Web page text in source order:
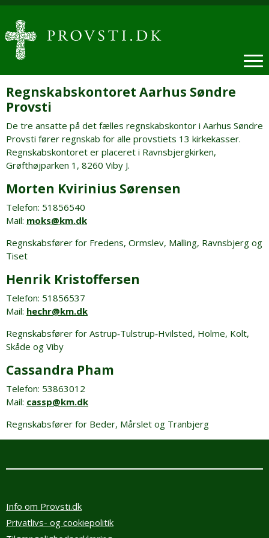
Regnskabskontoret Aarhus Søndre
Provsti
De tre ansatte på det fælles regnskabskontor i Aarhus Søndre
Provsti fører regnskab for alle provstiets 13 kirkekasser.
Regnskabskontoret er placeret i Ravnsbjergkirken,
Grøfthøjparken 1, 8260 Viby J.
Morten Kvirinius Sørensen
Telefon: 51856540
Mail: moks@km.dk
Regnskabsfører for Fredens, Ormslev, Malling, Ravnsbjerg og
Tiset
Henrik Kristoffersen
Telefon: 51856537
Mail: hechr@km.dk
Regnskabsfører for Astrup‑Tulstrup‑Hvilsted, Holme, Kolt,
Skåde og Viby
Cassandra Pham
Telefon: 53863012
Mail: cassp@km.dk
Regnskabsfører for Beder, Mårslet og Tranbjerg
Info om Provsti.dk
Privatlivs- og cookiepolitik